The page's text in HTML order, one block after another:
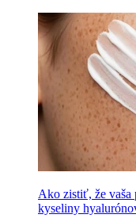
Ako zistiť, že vaša
kyseliny